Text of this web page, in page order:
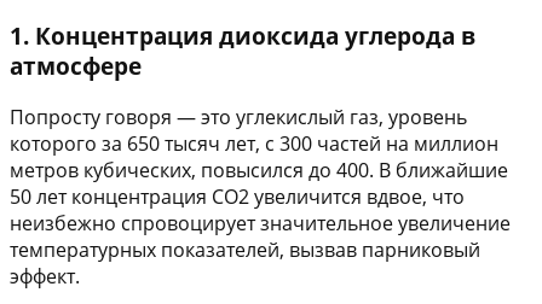
1. Концентрация диоксида углерода в
атмосфере
Попросту говоря — это углекислый газ, уровень
которого за 650 тысяч лет, с 300 частей на миллион
метров кубических, повысился до 400. В ближайшие
50 лет концентрация CO2 увеличится вдвое, что
неизбежно спровоцирует значительное увеличение
температурных показателей, вызвав парниковый
эффект.